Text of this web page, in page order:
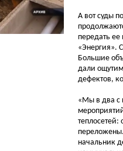
А вот суды
передать
«Энергия».
Большие
дали
дефектов,
«Мы в два с
теплосетей:
начальник